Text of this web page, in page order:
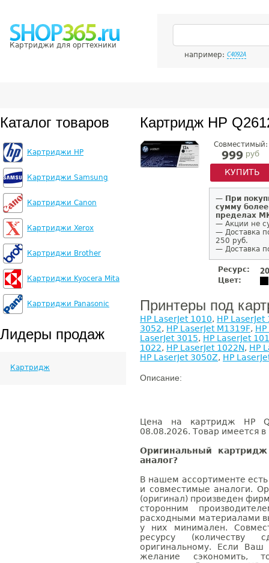
Картриджи для оргтехники
например: C4092A
Каталог товаров
Картриджи HP
Картриджи Samsung
Картриджи Canon
Картриджи Xerox
Картриджи Brother
Картриджи Kyocera Mita
Картриджи Panasonic
Лидеры продаж
Картридж
Картридж HP
Совместимый:
999 руб
КУПИТЬ
— При
сумму
пределах
— Акции не
— Доставка
250 руб.
— Доставка
Ресурс:
Цвет:
Принтеры под
HP LaserJet 1010, HP LaserJet
3052, HP LaserJet M1319F,
LaserJet 3015, HP LaserJet
1022, HP LaserJet 1022N, HP
HP LaserJet 3050Z, HP
Описание:
Цена на картридж HP
08.08.2026. Товар имеется в
Оригинальный
аналог?
В нашем ассортименте
и совместимые аналоги.
(оригинал) произведен
сторонним
расходными материалами
у них минимален.
ресурсу (количеству
оригинальному. Если
желание сэкономить,